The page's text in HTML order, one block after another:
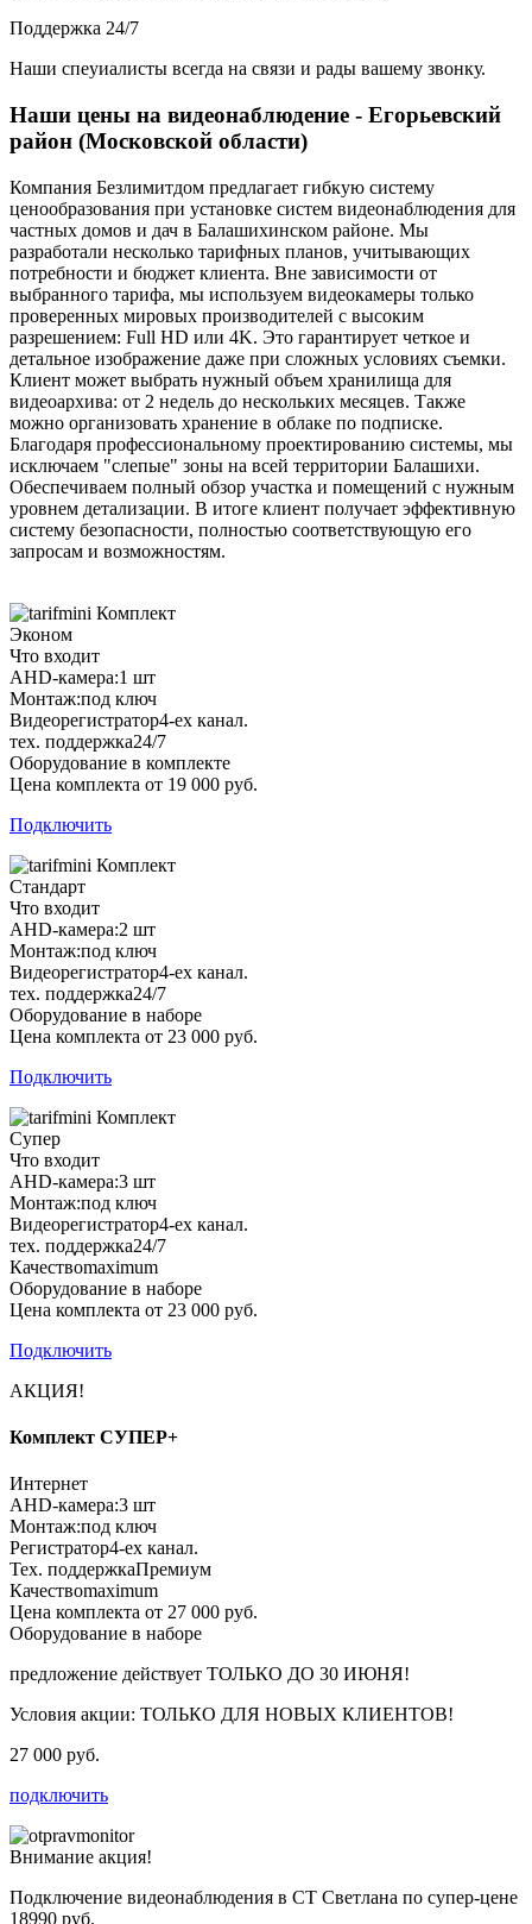
Поддержка 24/7
Наши спеуиалисты всегда на связи и рады вашему звонку.
Наши цены на видеонаблюдение - Егорьевский
район (Московской области)
Компания Безлимитдом предлагает гибкую систему
ценообразования при установке систем видеонаблюдения для
частных домов и дач в Балашихинском районе. Мы
разработали несколько тарифных планов, учитывающих
потребности и бюджет клиента. Вне зависимости от
выбранного тарифа, мы используем видеокамеры только
проверенных мировых производителей с высоким
разрешением: Full HD или 4K. Это гарантирует четкое и
детальное изображение даже при сложных условиях съемки.
Клиент может выбрать нужный объем хранилища для
видеоархива: от 2 недель до нескольких месяцев. Также
можно организовать хранение в облаке по подписке.
Благодаря профессиональному проектированию системы, мы
исключаем "слепые" зоны на всей территории Балашихи.
Обеспечиваем полный обзор участка и помещений с нужным
уровнем детализации. В итоге клиент получает эффективную
систему безопасности, полностью соответствующую его
запросам и возможностям.
Комплект
Эконом
Что входит
AHD-камера:1 шт
Монтаж:под ключ
Видеорегистратор4-ех канал.
тех. поддержка24/7
Оборудование в комплекте
Цена комплекта от 19 000 руб.
Подключить
Комплект
Стандарт
Что входит
AHD-камера:2 шт
Монтаж:под ключ
Видеорегистратор4-ех канал.
тех. поддержка24/7
Оборудование в наборе
Цена комплекта от 23 000 руб.
Подключить
Комплект
Супер
Что входит
AHD-камера:3 шт
Монтаж:под ключ
Видеорегистратор4-ех канал.
тех. поддержка24/7
Качествоmaximum
Оборудование в наборе
Цена комплекта от 23 000 руб.
Подключить
АКЦИЯ!
Комплект СУПЕР+
Интернет
AHD-камера:3 шт
Монтаж:под ключ
Регистратор4-ех канал.
Тех. поддержкаПремиум
Качествоmaximum
Цена комплекта от 27 000 руб.
Оборудование в наборе
предложение действует ТОЛЬКО ДО 30 ИЮНЯ!
Условия акции: ТОЛЬКО ДЛЯ НОВЫХ КЛИЕНТОВ!
27 000 руб.
подключить
Внимание акция!
Подключение видеонаблюдения в СТ Светлана по супер-цене
18990 руб.